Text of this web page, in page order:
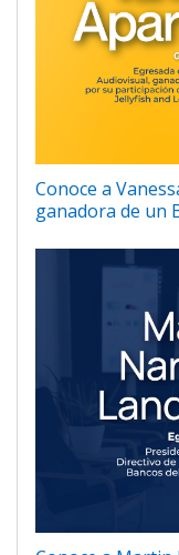
Conoce a
ganadora de un